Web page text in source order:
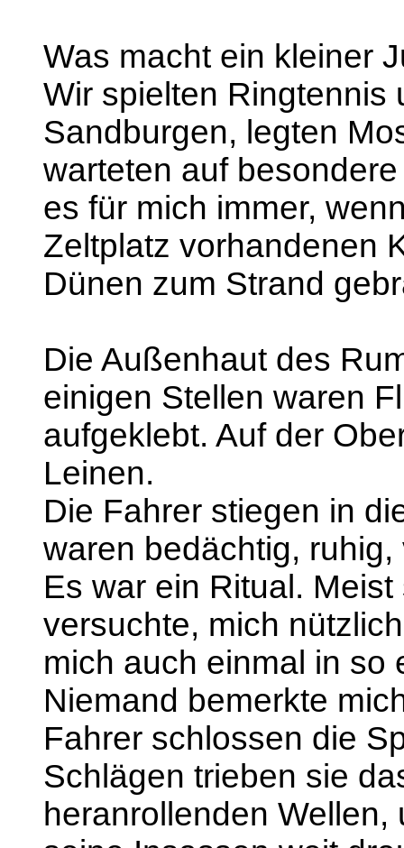
Was macht ein kleiner
Wir spielten Ringtennis
Sandburgen, legten
warteten auf
es für mich immer,
Zeltplatz vorhandenen
Dünen zum Strand
Die Außenhaut des
einigen Stellen waren
aufgeklebt. Auf der
Leinen.
Die Fahrer stiegen in
waren bedächtig,
Es war ein Ritual.
versuchte, mich
mich auch einmal in so
Niemand bemerkte
Fahrer schlossen die
Schlägen trieben sie
heranrollenden